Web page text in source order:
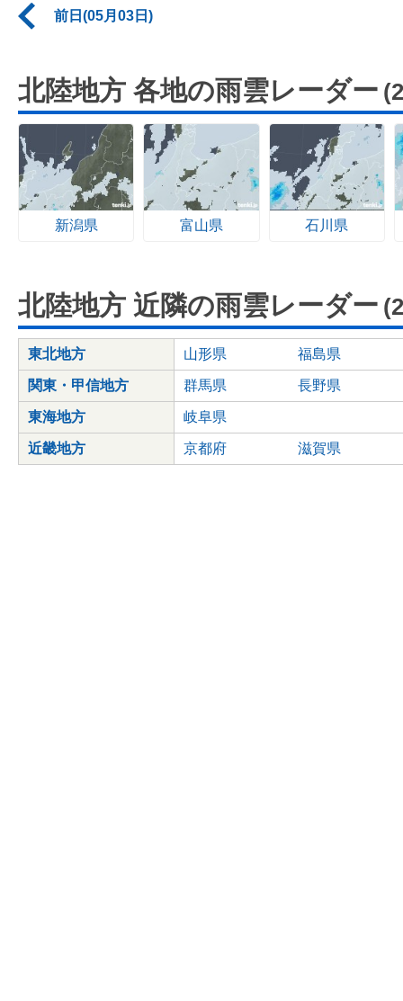
前日(05月03日)
北陸地方 各地の雨雲レーダー
新潟県 富山県 石川県
北陸地方 近隣の雨雲レーダー
東北地方 山形県 福島県
関東・甲信地方 群馬県 長野県
東海地方 岐阜県
近畿地方 京都府 滋賀県